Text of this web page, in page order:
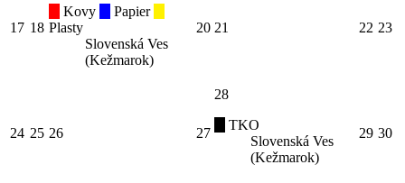
17 18
Kovy
Papier
Plasty
Slovenská Ves
(Kežmarok)
20 21 22 23
24 25 26 27
28
TKO
Slovenská Ves
(Kežmarok)
29 30